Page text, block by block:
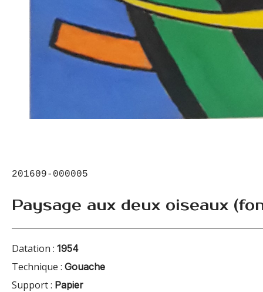
201609-000005
Paysage aux deux oiseaux
Datation : 1954
Technique : Gouache
Support : Papier